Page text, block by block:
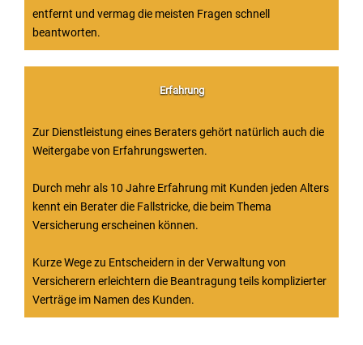
entfernt und vermag die meisten Fragen schnell
beantworten.
Erfahrung
Zur Dienstleistung eines Beraters gehört natürlich auch die
Weitergabe von Erfahrungswerten.
Durch mehr als 10 Jahre Erfahrung mit Kunden jeden Alters
kennt ein Berater die Fallstricke, die beim Thema
Versicherung erscheinen können.
Kurze Wege zu Entscheidern in der Verwaltung von
Versicherern erleichtern die Beantragung teils komplizierter
Verträge im Namen des Kunden.